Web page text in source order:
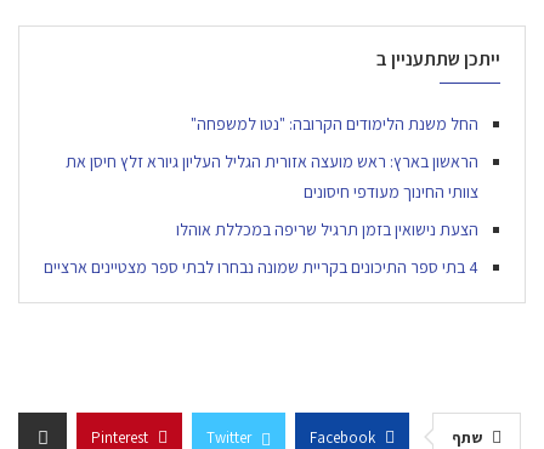
ייתכן שתתעניין ב
החל משנת הלימודים הקרובה: "נטו למשפחה"
הראשון בארץ: ראש מועצה אזורית הגליל העליון גיורא זלץ חיסן את
צוותי החינוך מעודפי חיסונים
הצעת נישואין בזמן תרגיל שריפה במכללת אוהלו
4 בתי ספר התיכונים בקריית שמונה נבחרו לבתי ספר מצטיינים ארציים
שתף Facebook
Twitter
Pinterest